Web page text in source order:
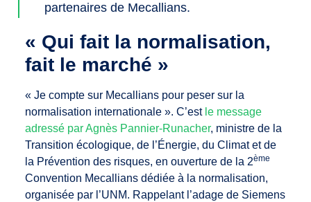
partenaires de Mecallians.
« Qui fait la normalisation,
fait le marché »
« Je compte sur Mecallians pour peser sur la
normalisation internationale ». C’est le message
adressé par Agnès Pannier-Runacher, ministre de la
Transition écologique, de l’Énergie, du Climat et de
la Prévention des risques, en ouverture de la 2ème
Convention Mecallians dédiée à la normalisation,
organisée par l’UNM. Rappelant l’adage de Siemens